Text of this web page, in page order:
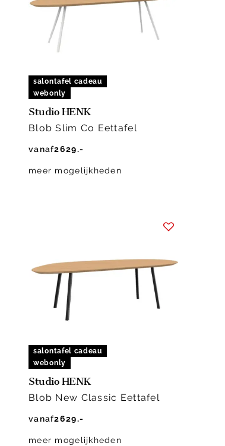
salontafel cadeau
webonly
Studio HENK
Blob Slim Co Eettafel
vanaf2629.-
meer mogelijkheden
salontafel cadeau
webonly
Studio HENK
Blob New Classic Eettafel
vanaf2629.-
meer mogelijkheden